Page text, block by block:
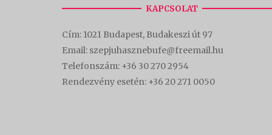
KAPCSOLAT
Cím: 1021 Budapest, Budakeszi út 97
Email: szepjuhasznebufe@freemail.hu
Telefonszám: +36 30 270 2954
Rendezvény esetén: +36 20 271 0050